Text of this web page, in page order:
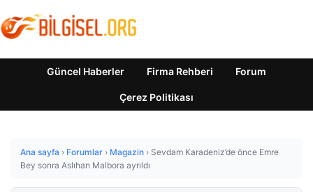
Güncel Haberler Firma Rehberi Forum
Çerez Politikası
Ana sayfa › Forumlar › Magazin › Sevdam Karadeniz’de önce Emre
Bey sonra Aslıhan Malbora ayrıldı